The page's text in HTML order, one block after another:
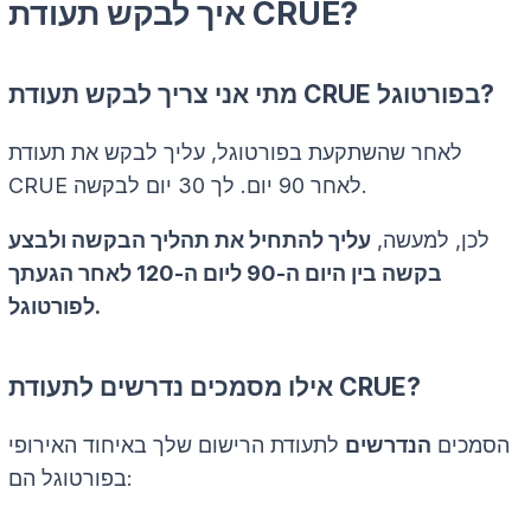
איך לבקש תעודת CRUE?
מתי אני צריך לבקש תעודת CRUE בפורטוגל?
לאחר שהשתקעת בפורטוגל, עליך לבקש את תעודת
CRUE לאחר 90 יום. לך 30 יום לבקשה.
לכן, למעשה, עליך להתחיל את תהליך הבקשה ולבצע
בקשה בין היום ה-90 ליום ה-120 לאחר הגעתך
לפורטוגל.
אילו מסמכים נדרשים לתעודת CRUE?
הסמכים הנדרשים לתעודת הרישום שלך באיחוד האירופי
בפורטוגל הם: